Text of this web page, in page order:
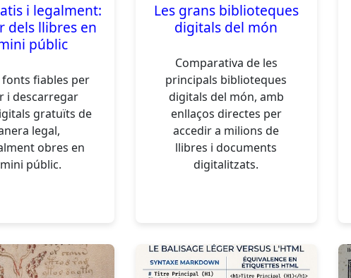
i legalment:
dels llibres en
públic
fonts fiables per
i descarregar
gratuïts de
legal,
obres en
públic.
Les grans biblioteques
digitals del món
Comparativa de les
principals biblioteques
digitals del món, amb
enllaços directes per
accedir a milions de
llibres i documents
digitalitzats.